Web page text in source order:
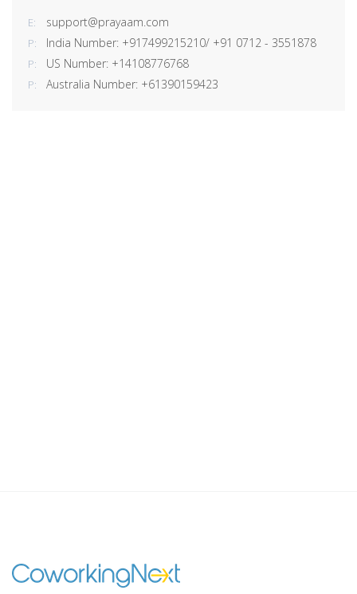
E: support@prayaam.com
P: India Number: +917499215210/ +91 0712 - 3551878
P: US Number: +14108776768
P: Australia Number: +61390159423